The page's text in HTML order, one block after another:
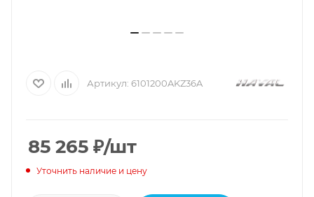
Артикул: 6101200AKZ36A
85 265 ₽/шт
Уточнить наличие и цену